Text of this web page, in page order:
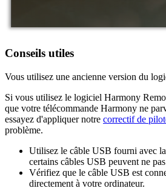
Conseils utiles
Vous utilisez une ancienne version du
Si vous utilisez le logiciel Harmony
que votre télécommande Harmony ne
essayez d'appliquer notre correctif de
problème.
Utilisez le câble USB fourni avec
certains câbles USB peuvent ne
Vérifiez que le câble USB est
directement à votre ordinateur.